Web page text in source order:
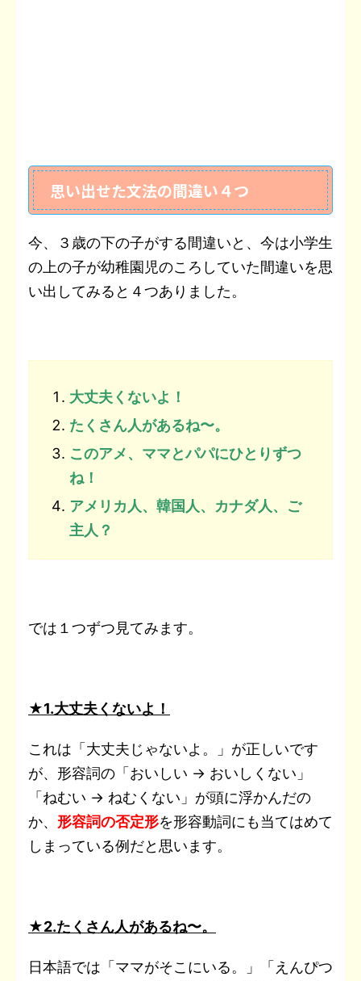
思い出せた文法の間違い４つ
今、３歳の下の子がする間違いと、今は小学生
の上の子が幼稚園児のころしていた間違いを思
い出してみると４つありました。
大丈夫くないよ！
たくさん人があるね〜。
このアメ、ママとパパにひとりずつ
ね！
アメリカ人、韓国人、カナダ人、ご
主人？
では１つずつ見てみます。
★1.大丈夫くないよ！
これは「大丈夫じゃないよ。」が正しいです
が、形容詞の「おいしい → おいしくない」
「ねむい → ねむくない」が頭に浮かんだの
か、 形容詞の否定形を形容動詞にも当てはめて
しまっている例だと思います。
★2.たくさん人があるね〜。
日本語では「ママがそこにいる。」「えんぴつ